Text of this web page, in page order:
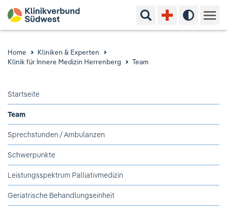
Suchbegriff eingeben
Hoher
Pflege & Beratung
Ausbildung & Studium
Jobs & Karriere
Der Klinikverbund Südwest
Home
Kliniken & Experten
Klinik für Innere Medizin Herrenberg
Team
Startseite
Team
Sprechstunden / Ambulanzen
Schwerpunkte
Leistungsspektrum Palliativmedizin
Geriatrische Behandlungseinheit